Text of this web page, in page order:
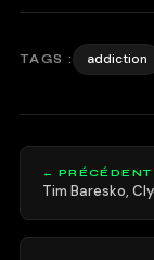
TAGS : addiction
← PRÉCÉDENT
Tim Baresko,